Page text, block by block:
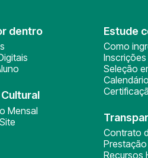
dentro
Mensal
Estude
Como
Seleção
Contrato
Recursos